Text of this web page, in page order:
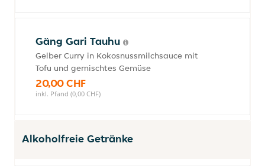
Gäng Gari Tauhu
Gelber Curry in Kokosnussmilchsauce mit
Tofu und gemischtes Gemüse
20,00 CHF
inkl. Pfand (0,00 CHF)
Alkoholfreie Getränke